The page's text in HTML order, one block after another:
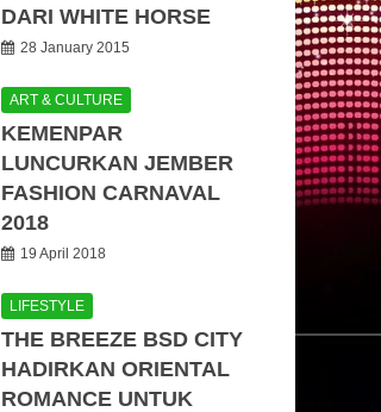
DARI WHITE HORSE
28 January 2015
ART & CULTURE
KEMENPAR
LUNCURKAN JEMBER
FASHION CARNAVAL
2018
19 April 2018
LIFESTYLE
THE BREEZE BSD CITY
HADIRKAN ORIENTAL
ROMANCE UNTUK